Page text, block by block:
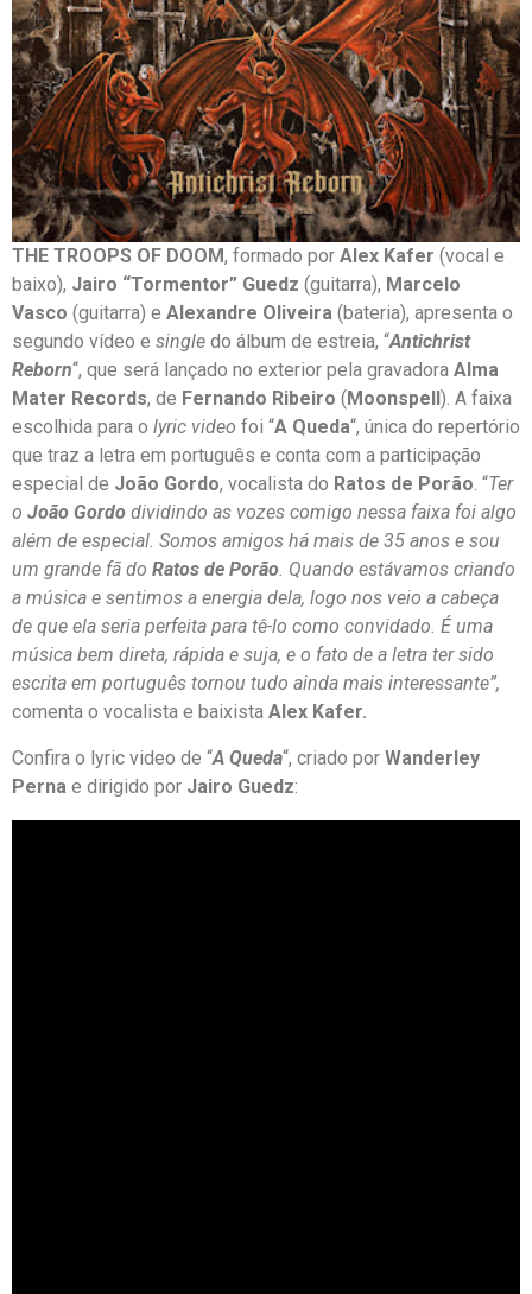
THE TROOPS OF DOOM, formado por Alex Kafer (vocal e
baixo), Jairo “Tormentor” Guedz (guitarra), Marcelo
Vasco (guitarra) e Alexandre Oliveira (bateria), apresenta o
segundo vídeo e single do álbum de estreia, “Antichrist
Reborn“, que será lançado no exterior pela gravadora Alma
Mater Records, de Fernando Ribeiro ( Moonspell ). A faixa
escolhida para o lyric video foi “A Queda“, única do repertório
que traz a letra em português e conta com a participação
especial de João Gordo, vocalista do Ratos de Porão. “Ter
o João Gordo dividindo as vozes comigo nessa faixa foi algo
além de especial. Somos amigos há mais de 35 anos e sou
um grande fã do Ratos de Porão. Quando estávamos criando
a música e sentimos a energia dela, logo nos veio a cabeça
de que ela seria perfeita para tê-lo como convidado. É uma
música bem direta, rápida e suja, e o fato de a letra ter sido
escrita em português tornou tudo ainda mais interessante”,
comenta o vocalista e baixista Alex Kafer.
Confira o lyric video de “A Queda“, criado por Wanderley
Perna e dirigido por Jairo Guedz: